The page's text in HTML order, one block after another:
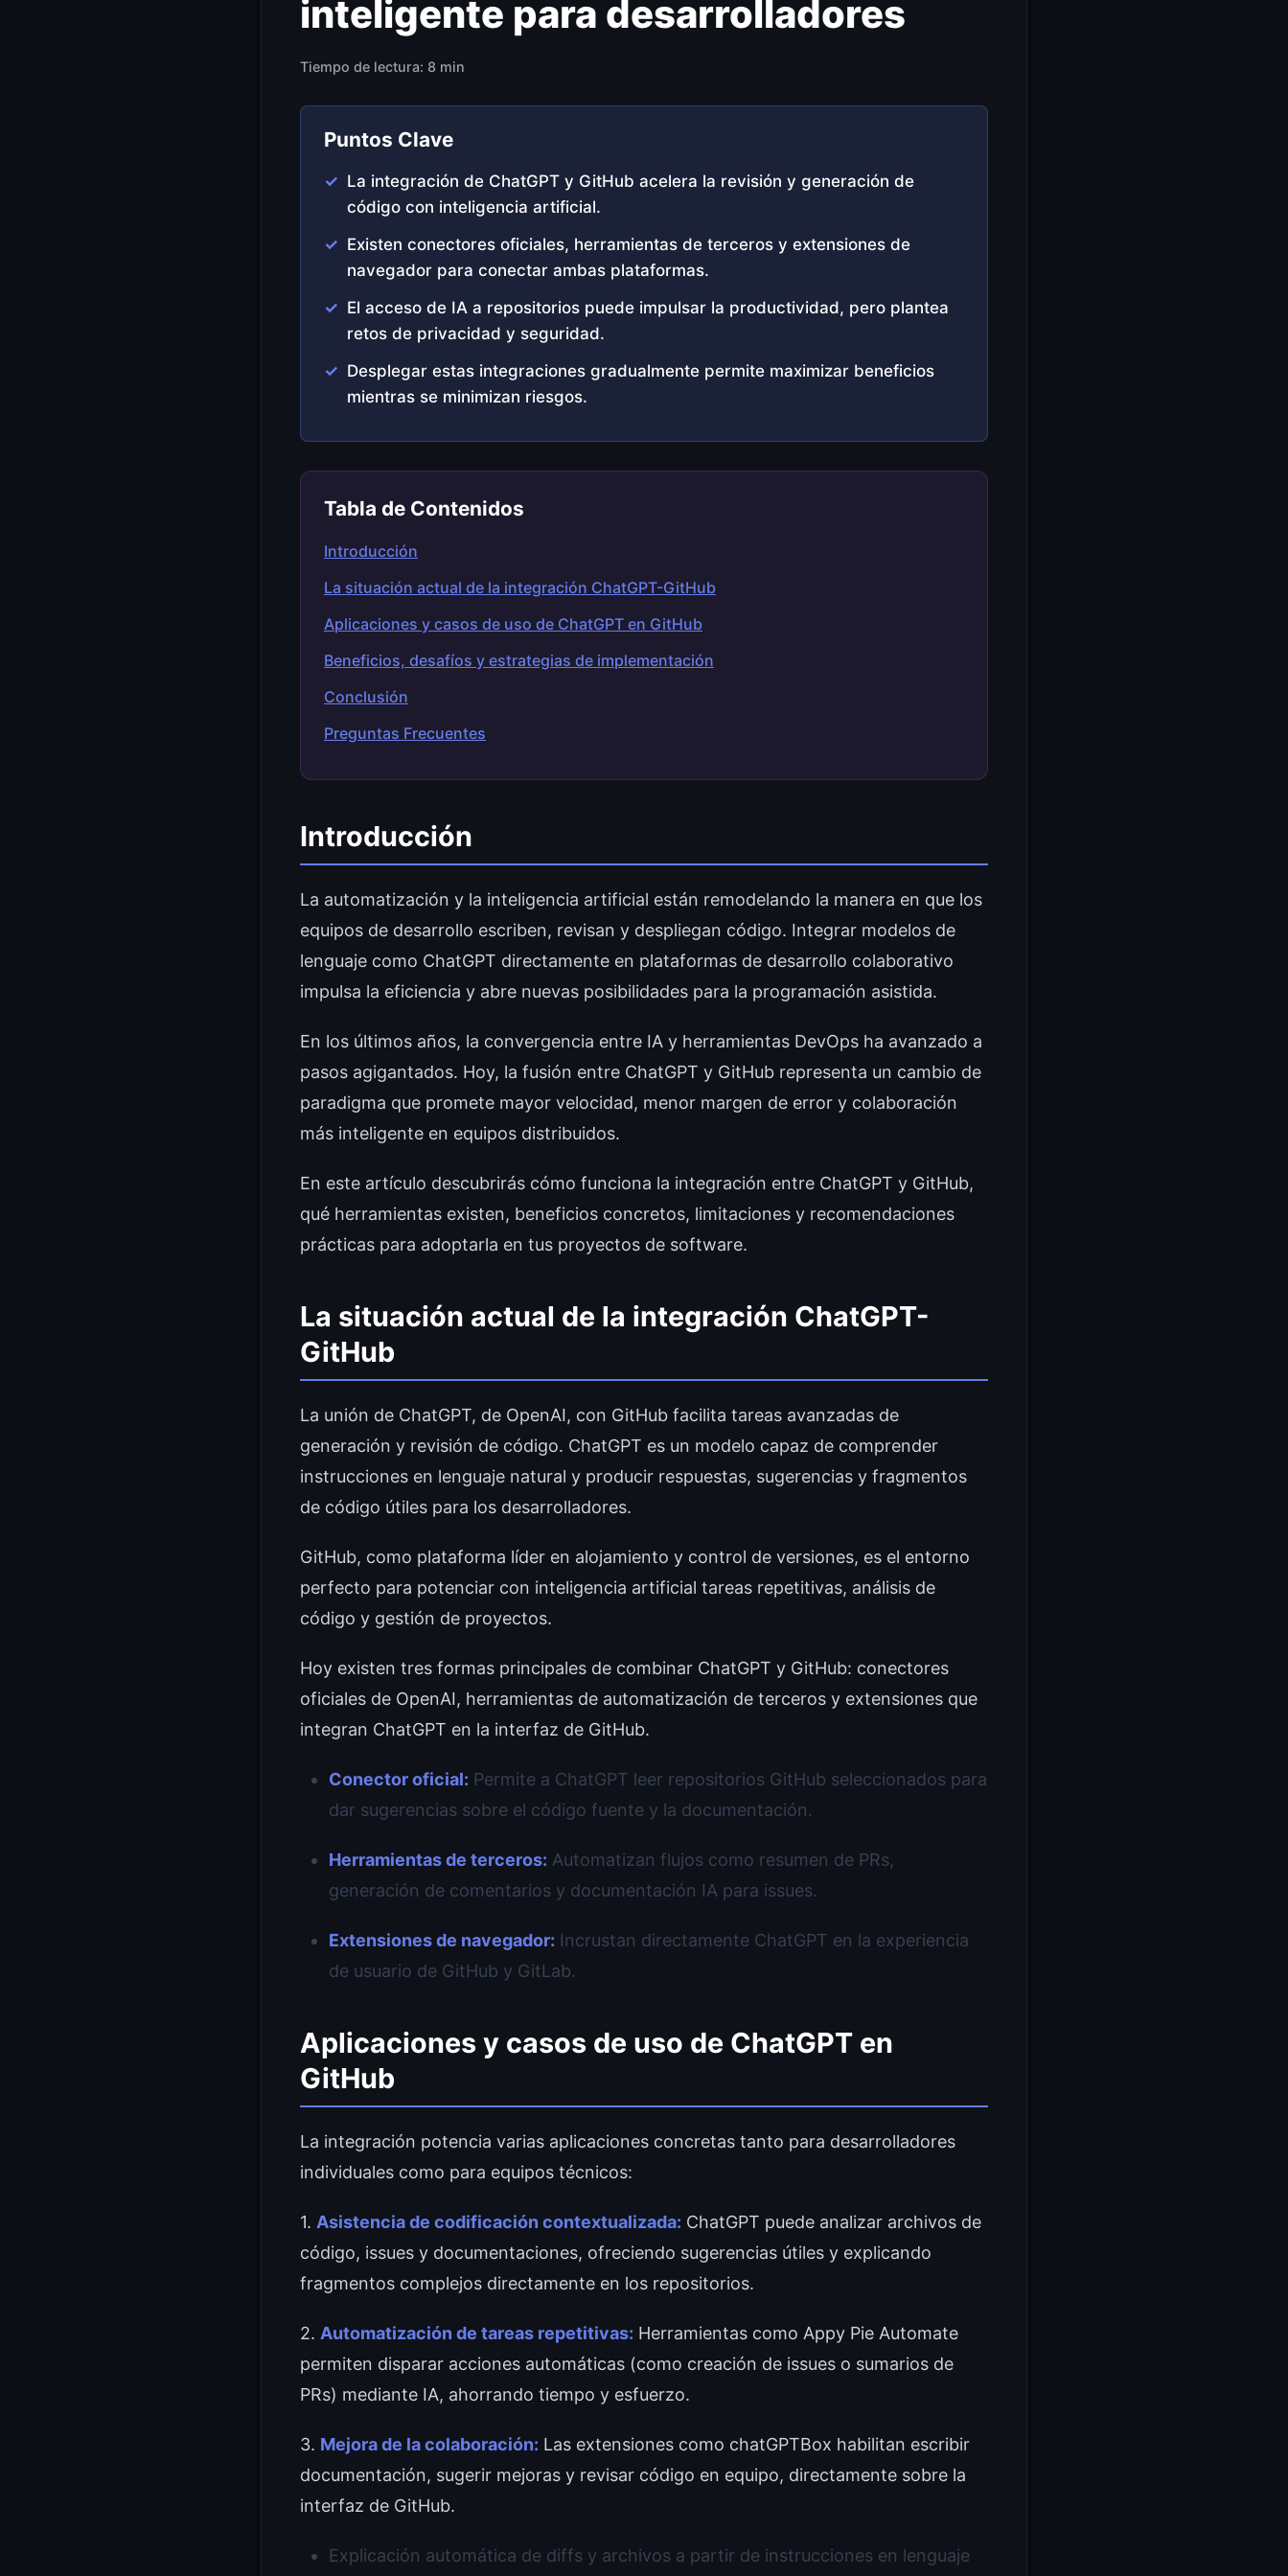
inteligente para desarrolladores
Tiempo de lectura: 8 min
Puntos Clave
La integración de ChatGPT y GitHub acelera la revisión y generación de
código con inteligencia artificial.
Existen conectores oficiales, herramientas de terceros y extensiones de
navegador para conectar ambas plataformas.
El acceso de IA a repositorios puede impulsar la productividad, pero plantea
retos de privacidad y seguridad.
Desplegar estas integraciones gradualmente permite maximizar beneficios
mientras se minimizan riesgos.
Tabla de Contenidos
Introducción
La situación actual de la integración ChatGPT-GitHub
Aplicaciones y casos de uso de ChatGPT en GitHub
Beneficios, desafíos y estrategias de implementación
Conclusión
Preguntas Frecuentes
Introducción
La automatización y la inteligencia artificial están remodelando la manera en que los
equipos de desarrollo escriben, revisan y despliegan código. Integrar modelos de
lenguaje como ChatGPT directamente en plataformas de desarrollo colaborativo
impulsa la eficiencia y abre nuevas posibilidades para la programación asistida.
En los últimos años, la convergencia entre IA y herramientas DevOps ha avanzado a
pasos agigantados. Hoy, la fusión entre ChatGPT y GitHub representa un cambio de
paradigma que promete mayor velocidad, menor margen de error y colaboración
más inteligente en equipos distribuidos.
En este artículo descubrirás cómo funciona la integración entre ChatGPT y GitHub,
qué herramientas existen, beneficios concretos, limitaciones y recomendaciones
prácticas para adoptarla en tus proyectos de software.
La situación actual de la integración ChatGPT-
GitHub
La unión de ChatGPT, de OpenAI, con GitHub facilita tareas avanzadas de
generación y revisión de código. ChatGPT es un modelo capaz de comprender
instrucciones en lenguaje natural y producir respuestas, sugerencias y fragmentos
de código útiles para los desarrolladores.
GitHub, como plataforma líder en alojamiento y control de versiones, es el entorno
perfecto para potenciar con inteligencia artificial tareas repetitivas, análisis de
código y gestión de proyectos.
Hoy existen tres formas principales de combinar ChatGPT y GitHub: conectores
oficiales de OpenAI, herramientas de automatización de terceros y extensiones que
integran ChatGPT en la interfaz de GitHub.
Conector oficial: Permite a ChatGPT leer repositorios GitHub seleccionados para
dar sugerencias sobre el código fuente y la documentación.
Herramientas de terceros: Automatizan flujos como resumen de PRs,
generación de comentarios y documentación IA para issues.
Extensiones de navegador: Incrustan directamente ChatGPT en la experiencia
de usuario de GitHub y GitLab.
Aplicaciones y casos de uso de ChatGPT en
GitHub
La integración potencia varias aplicaciones concretas tanto para desarrolladores
individuales como para equipos técnicos:
1. Asistencia de codificación contextualizada: ChatGPT puede analizar archivos de
código, issues y documentaciones, ofreciendo sugerencias útiles y explicando
fragmentos complejos directamente en los repositorios.
2. Automatización de tareas repetitivas: Herramientas como Appy Pie Automate
permiten disparar acciones automáticas (como creación de issues o sumarios de
PRs) mediante IA, ahorrando tiempo y esfuerzo.
3. Mejora de la colaboración: Las extensiones como chatGPTBox habilitan escribir
documentación, sugerir mejoras y revisar código en equipo, directamente sobre la
interfaz de GitHub.
Explicación automática de diffs y archivos a partir de instrucciones en lenguaje